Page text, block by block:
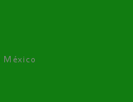
México